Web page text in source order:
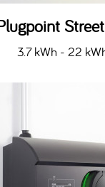
3.7 kWh - 22